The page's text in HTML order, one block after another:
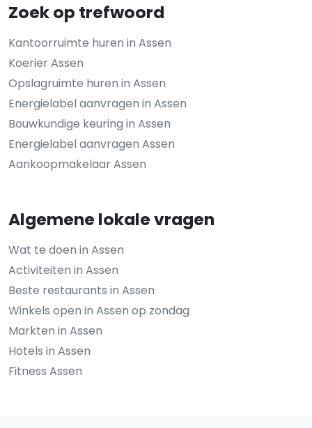
Zoek op trefwoord
Kantoorruimte huren in Assen
Koerier Assen
Opslagruimte huren in Assen
Energielabel aanvragen in Assen
Bouwkundige keuring in Assen
Energielabel aanvragen Assen
Aankoopmakelaar Assen
Algemene lokale vragen
Wat te doen in Assen
Activiteiten in Assen
Beste restaurants in Assen
Winkels open in Assen op zondag
Markten in Assen
Hotels in Assen
Fitness Assen